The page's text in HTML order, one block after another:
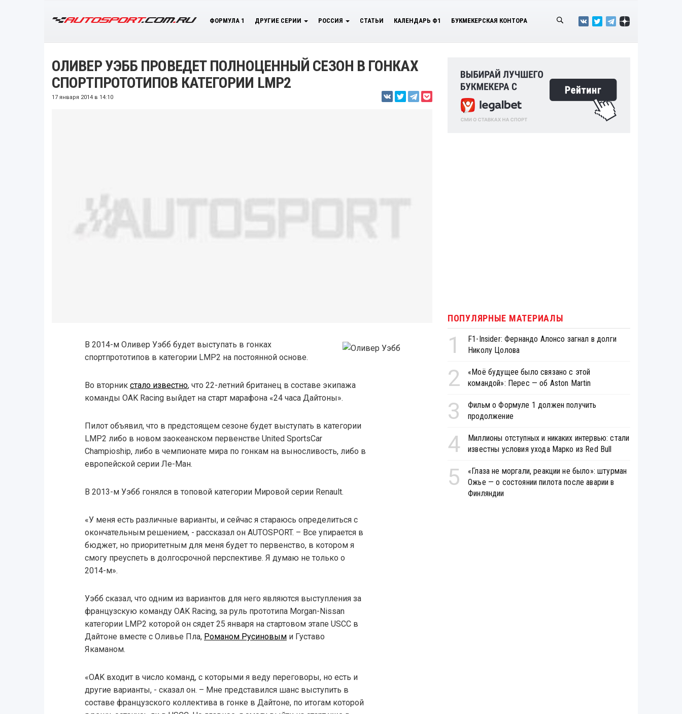
ФОРМУЛА 1 ДРУГИЕ СЕРИИ РОССИЯ СТАТЬИ КАЛЕНДАРЬ Ф1 БУКМЕКЕРСКАЯ КОНТОРА
ОЛИВЕР УЭББ ПРОВЕДЕТ ПОЛНОЦЕННЫЙ СЕЗОН В ГОНКАХ
СПОРТПРОТОТИПОВ КАТЕГОРИИ LMP2
17 января 2014 в 14:10
В 2014-м Оливер Уэбб будет выступать в гонках
спортпрототипов в категории LMP2 на постоянной основе.
Во вторник стало известно, что 22-летний британец в составе экипажа
команды OAK Racing выйдет на старт марафона «24 часа Дайтоны».
Пилот объявил, что в предстоящем сезоне будет выступать в категории
LMP2 либо в новом заокеанском первенстве United SportsCar
Champioship, либо в чемпионате мира по гонкам на выносливость, либо в
европейской серии Ле-Ман.
В 2013-м Уэбб гонялся в топовой категории Мировой серии Renault.
«У меня есть различные варианты, и сейчас я стараюсь определиться с
окончательным решением, - рассказал он AUTOSPORT. – Все упирается в
бюджет, но приоритетным для меня будет то первенство, в котором я
смогу преуспеть в долгосрочной перспективе. Я думаю не только о
2014-м».
Уэбб сказал, что одним из вариантов для него являются выступления за
французскую команду OAK Racing, за руль прототипа Morgan-Nissan
категории LMP2 которой он сядет 25 января на стартовом этапе USCC в
Дайтоне вместе с Оливье Пла, Романом Русиновыми Густаво
Якаманом.
«OAK входит в число команд, с которыми я веду переговоры, но есть и
другие варианты, - сказал он. – Мне представился шанс выступить в
составе французского коллектива в гонке в Дайтоне, по итогам которой
ПОПУЛЯРНЫЕ МАТЕРИАЛЫ
1
F1-Insider: Фернандо Алонсо загнал в долги
Николу Цолова
2
«Моё будущее было связано с этой
командой»: Перес — об Aston Martin
3
Фильм о Формуле 1 должен получить
продолжение
4
Миллионы отступных и никаких интервью: стали
известны условия ухода Марко из Red Bull
5
«Глаза не моргали, реакции не было»: штурман
Ожье — о состоянии пилота после аварии в
Финляндии